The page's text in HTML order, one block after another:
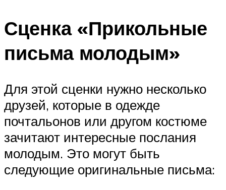
Сценка «Прикольные
письма молодым»
Для этой сценки нужно несколько
друзей, которые в одежде
почтальонов или другом костюме
зачитают интересные послания
молодым. Это могут быть
следующие оригинальные письма: